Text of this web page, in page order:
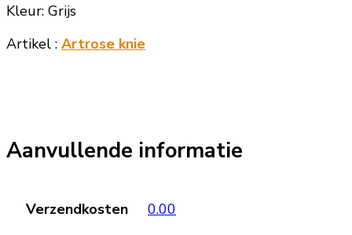
Kleur: Grijs
Artikel : Artrose knie
Aanvullende informatie
Verzendkosten 0.00